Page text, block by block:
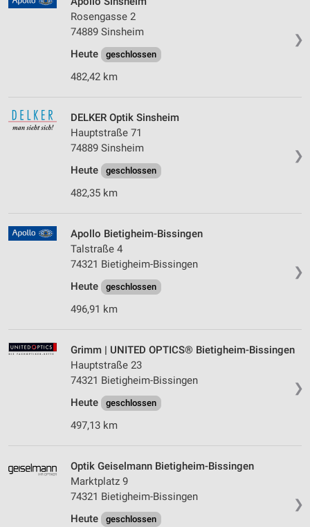
❯
Rosengasse 2
74889 Sinsheim
Heute
geschlossen
482,42 km
❯
DELKER Optik Sinsheim
Hauptstraße 71
74889 Sinsheim
Heute
geschlossen
482,35 km
❯
Apollo Bietigheim-Bissingen
Talstraße 4
74321 Bietigheim-Bissingen
Heute
geschlossen
496,91 km
❯
Grimm | UNITED OPTICS® Bietigheim-Bissingen
Hauptstraße 23
74321 Bietigheim-Bissingen
Heute
geschlossen
497,13 km
❯
Optik Geiselmann Bietigheim-Bissingen
Marktplatz 9
74321 Bietigheim-Bissingen
Heute
geschlossen